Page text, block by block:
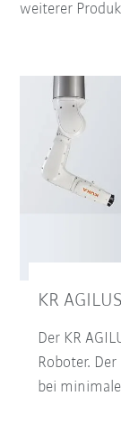
weiterer
KR AGILUS
Der KR
Roboter.
bei